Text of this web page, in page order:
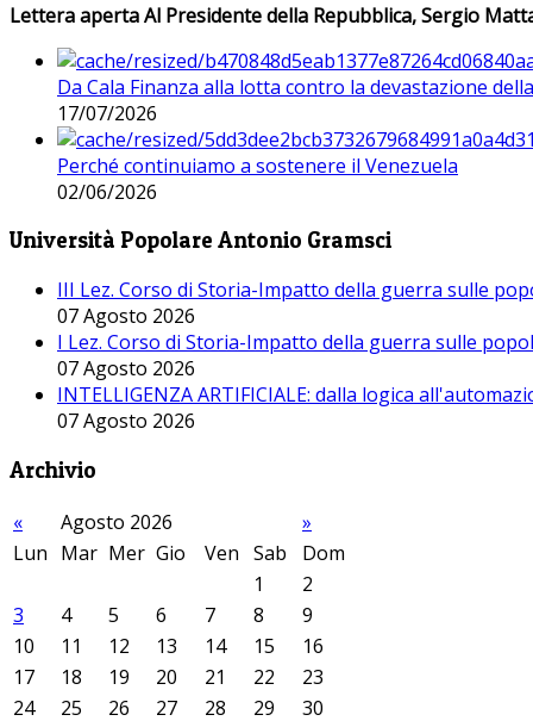
Lettera aperta Al Presidente della Repubblica, Sergio
Da Cala Finanza alla lotta contro la devastazione
17/07/2026
Perché continuiamo a sostenere il Venezuela
02/06/2026
Università Popolare Antonio Gramsci
III Lez. Corso di Storia-Impatto della guerra sulle
07 Agosto 2026
I Lez. Corso di Storia-Impatto della guerra sulle
07 Agosto 2026
INTELLIGENZA ARTIFICIALE: dalla logica
07 Agosto 2026
Archivio
« Agosto 2026
»
Lun Mar Mer Gio Ven Sab
Dom
1
2
3
4 5 6 7 8
9
10
11 12 13 14 15
16
17
18 19 20 21 22
23
24
25 26 27 28 29 30